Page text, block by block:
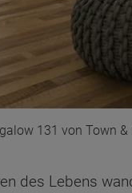
131 von Town &
des Lebens